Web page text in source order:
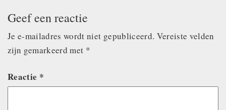
Geef een reactie
Je e-mailadres wordt niet gepubliceerd. Vereiste velden
zijn gemarkeerd met *
Reactie *